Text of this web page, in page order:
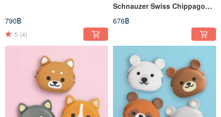
790฿
5 (4)
Schnauzer Swiss Chippago
Boston Terrier Silicone Mouth
Gold Bag
676฿